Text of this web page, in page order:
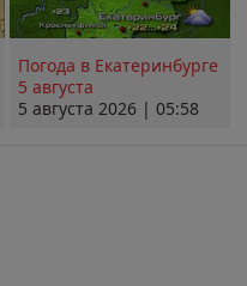
Погода в Екатеринбурге
5 августа
5 августа 2026 | 05:58